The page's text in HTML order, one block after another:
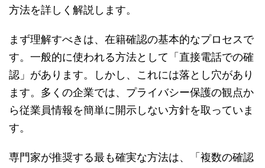
方法を詳しく解説します。
まず理解すべきは、在籍確認の基本的なプロセスで
す。一般的に使われる方法として「直接電話での確
認」があります。しかし、これには落とし穴があり
ます。多くの企業では、プライバシー保護の観点か
ら従業員情報を簡単に開示しない方針を取っていま
す。
専門家が推奨する最も確実な方法は、「複数の確認